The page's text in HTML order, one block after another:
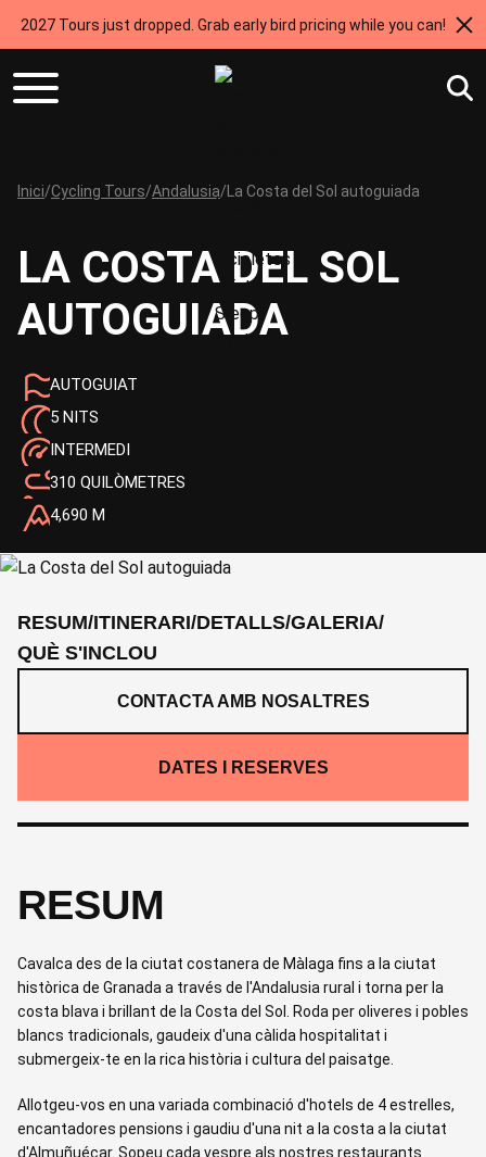
2027 Tours just dropped. Grab early bird pricing while you can!
Inici/Cycling Tours/Andalusia/ La Costa del Sol autoguiada
LA COSTA DEL SOL
AUTOGUIADA
AUTOGUIAT
5 NITS
INTERMEDI
310 QUILÒMETRES
4,690 M
RESUM/ITINERARI/DETALLS/GALERIA/
QUÈ S'INCLOU
CONTACTA AMB NOSALTRES
DATES I RESERVES
RESUM
Cavalca des de la ciutat costanera de Màlaga fins a la ciutat
històrica de Granada a través de l'Andalusia rural i torna per la
costa blava i brillant de la Costa del Sol. Roda per oliveres i pobles
blancs tradicionals, gaudeix d'una càlida hospitalitat i
submergeix-te en la rica història i cultura del paisatge.
Allotgeu-vos en una variada combinació d'hotels de 4 estrelles,
encantadores pensions i gaudiu d'una nit a la costa a la ciutat
d'Almuñuécar. Sopeu cada vespre als nostres restaurants